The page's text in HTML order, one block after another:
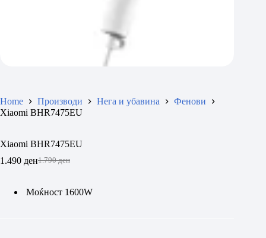
Home Производи Нега и убавина
Фенови
Xiaomi BHR7475EU
Xiaomi BHR7475EU
1.790ден
Original
was:
1.790 ден.
1.490 денCurrent
is:
1.490 ден.
Моќност 1600W